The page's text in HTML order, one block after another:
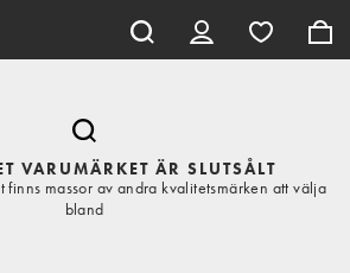
VARUMÄRKET ÄR SLUTSÅLT
massor av andra kvalitetsmärken att välja
bland